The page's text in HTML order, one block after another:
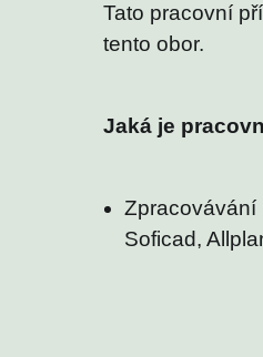
Tato pracovní
tento obor.
Jaká je
Zpracovávání
Soficad,